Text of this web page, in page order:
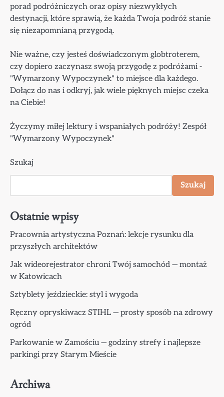
porad podróżniczych oraz opisy niezwykłych
destynacji, które sprawią, że każda Twoja podróż stanie
się niezapomnianą przygodą.
Nie ważne, czy jesteś doświadczonym globtroterem,
czy dopiero zaczynasz swoją przygodę z podróżami -
"Wymarzony Wypoczynek" to miejsce dla każdego.
Dołącz do nas i odkryj, jak wiele pięknych miejsc czeka
na Ciebie!
Życzymy miłej lektury i wspaniałych podróży! Zespół
"Wymarzony Wypoczynek"
Szukaj
Szukaj
Ostatnie wpisy
Pracownia artystyczna Poznań: lekcje rysunku dla
przyszłych architektów
Jak wideorejestrator chroni Twój samochód — montaż
w Katowicach
Sztyblety jeździeckie: styl i wygoda
Ręczny opryskiwacz STIHL — prosty sposób na zdrowy
ogród
Parkowanie w Zamościu — godziny strefy i najlepsze
parkingi przy Starym Mieście
Archiwa